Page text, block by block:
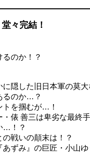
々完結！
のか！？
隠した旧日本軍の莫大
るのか…？
トを掴むが…！
俵 善三は卑劣な最終
…！？
戦いの顛末は！？
ずみ』の巨匠・小山ゆ